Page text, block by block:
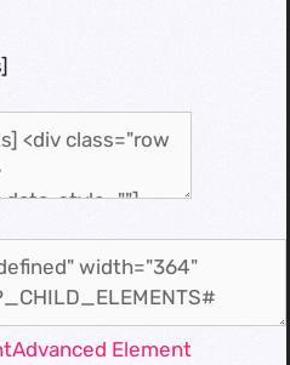
Advanced Element